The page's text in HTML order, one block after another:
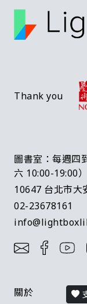
Thank you
圖書室：每週四
六 10:00-19:00）
10647 台北市大
02-23678161
關於